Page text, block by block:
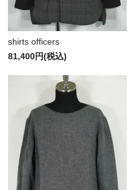
shirts officers
81,400円(税込)